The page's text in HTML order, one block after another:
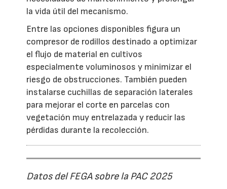
la vida útil del mecanismo.
Entre las opciones disponibles figura un
compresor de rodillos destinado a optimizar
el flujo de material en cultivos
especialmente voluminosos y minimizar el
riesgo de obstrucciones. También pueden
instalarse cuchillas de separación laterales
para mejorar el corte en parcelas con
vegetación muy entrelazada y reducir las
pérdidas durante la recolección.
Datos del FEGA sobre la PAC 2025